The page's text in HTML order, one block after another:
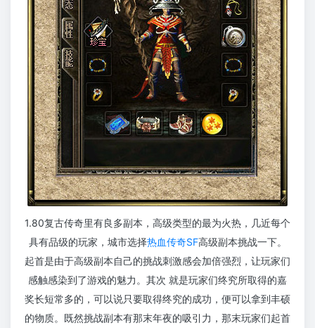
1.80复古传奇里有良多副本，高级类型的最为火热，几近每个
具有品级的玩家，城市选择热血传奇SF高级副本挑战一下。
起首是由于高级副本自己的挑战刺激感会加倍强烈，让玩家们
感触感染到了游戏的魅力。其次 就是玩家们终究所取得的嘉
奖长短常多的，可以说只要取得终究的成功，便可以拿到丰硕
的物质。既然挑战副本有那末年夜的吸引力，那末玩家们起首